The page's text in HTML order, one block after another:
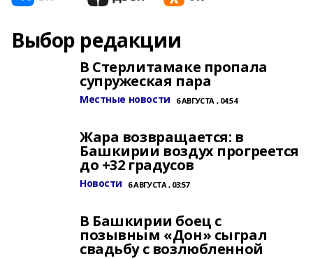
Выбор редакции
В Стерлитамаке пропала
супружеская пара
Местные новости 6 АВГУСТА , 04:54
Жара возвращается: в
Башкирии воздух прогреется
до +32 градусов
Новости 6 АВГУСТА , 03:57
В Башкирии боец с
позывным «Дон» сыграл
свадьбу с возлюбленной